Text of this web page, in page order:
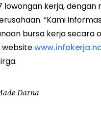
lowongan kerja, dengan
“Kami
bursa kerja secara
website
Darna